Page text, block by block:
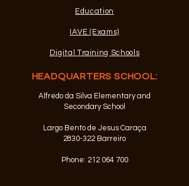
Education
IAVE (Exams)
Digital Training Schools
HEADQUARTERS SCHOOL:
Alfredo da Silva Elementary and
Secondary School
Largo Bento de Jesus Caraça
2830-322 Barreiro
Phone: 212 064 700